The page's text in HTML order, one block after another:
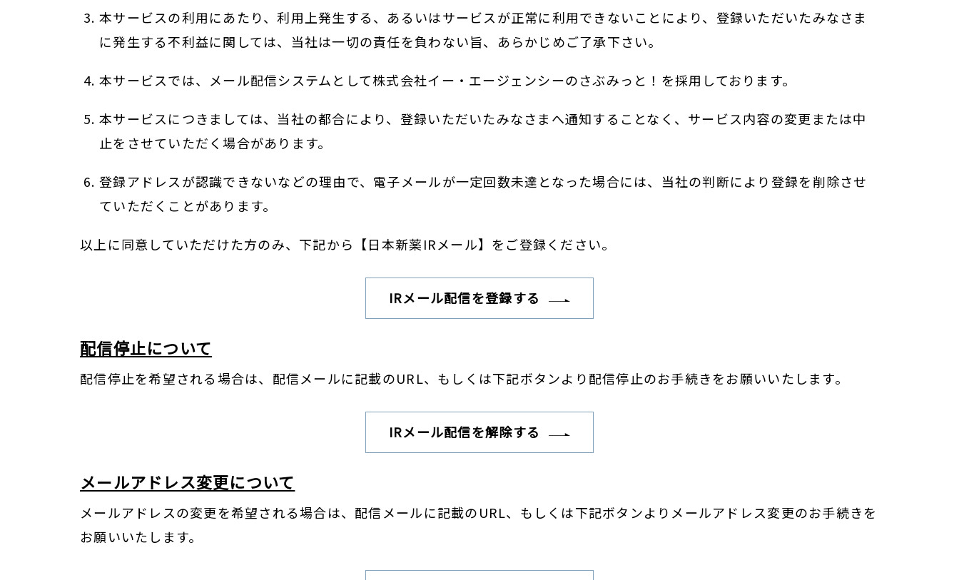
本サービスの利用にあたり、利用上発生する、あるいはサービスが正常に利用できないことにより、登録いただいたみなさま
に発生する不利益に関しては、当社は一切の責任を負わない旨、あらかじめご了承下さい。
本サービスでは、メール配信システムとして株式会社イー・エージェンシーのさぶみっと！を採用しております。
本サービスにつきましては、当社の都合により、登録いただいたみなさまへ通知することなく、サービス内容の変更または中
止をさせていただく場合があります。
登録アドレスが認識できないなどの理由で、電子メールが一定回数未達となった場合には、当社の判断により登録を削除させ
ていただくことがあります。
以上に同意していただけた方のみ、下記から【日本新薬IRメール】をご登録ください。
IRメール配信を登録する
配信停止について
配信停止を希望される場合は、配信メールに記載のURL、もしくは下記ボタンより配信停止のお手続きをお願いいたします。
IRメール配信を解除する
メールアドレス変更について
メールアドレスの変更を希望される場合は、配信メールに記載のURL、もしくは下記ボタンよりメールアドレス変更のお手続きを
お願いいたします。